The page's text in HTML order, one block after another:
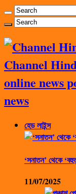
Channel
online news
news
হেড লাইন্স
‘সনাতন’ থেকে
11/07/2025